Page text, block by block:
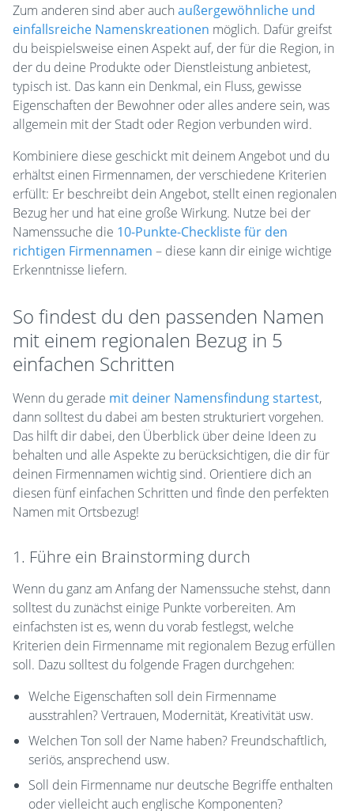
Zum anderen sind aber auch außergewöhnliche und
einfallsreiche Namenskreationen möglich. Dafür greifst
du beispielsweise einen Aspekt auf, der für die Region, in
der du deine Produkte oder Dienstleistung anbietest,
typisch ist. Das kann ein Denkmal, ein Fluss, gewisse
Eigenschaften der Bewohner oder alles andere sein, was
allgemein mit der Stadt oder Region verbunden wird.
Kombiniere diese geschickt mit deinem Angebot und du
erhältst einen Firmennamen, der verschiedene Kriterien
erfüllt: Er beschreibt dein Angebot, stellt einen regionalen
Bezug her und hat eine große Wirkung. Nutze bei der
Namenssuche die 10-Punkte-Checkliste für den
richtigen Firmennamen – diese kann dir einige wichtige
Erkenntnisse liefern.
So findest du den passenden Namen
mit einem regionalen Bezug in 5
einfachen Schritten
Wenn du gerade mit deiner Namensfindung startest,
dann solltest du dabei am besten strukturiert vorgehen.
Das hilft dir dabei, den Überblick über deine Ideen zu
behalten und alle Aspekte zu berücksichtigen, die dir für
deinen Firmennamen wichtig sind. Orientiere dich an
diesen fünf einfachen Schritten und finde den perfekten
Namen mit Ortsbezug!
1. Führe ein Brainstorming durch
Wenn du ganz am Anfang der Namenssuche stehst, dann
solltest du zunächst einige Punkte vorbereiten. Am
einfachsten ist es, wenn du vorab festlegst, welche
Kriterien dein Firmenname mit regionalem Bezug erfüllen
soll. Dazu solltest du folgende Fragen durchgehen:
Welche Eigenschaften soll dein Firmenname
ausstrahlen? Vertrauen, Modernität, Kreativität usw.
Welchen Ton soll der Name haben? Freundschaftlich,
seriös, ansprechend usw.
Soll dein Firmenname nur deutsche Begriffe enthalten
oder vielleicht auch englische Komponenten?